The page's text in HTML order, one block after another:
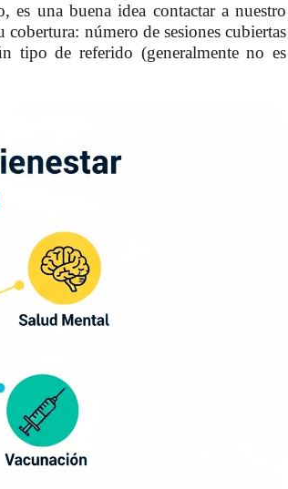
es una buena idea contactar a nuestro
número de sesiones cubiertas
tipo de referido (generalmente no es